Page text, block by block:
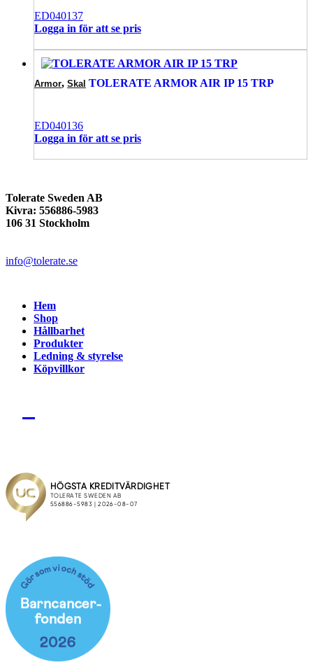
ED040137
Logga in för att se pris
Armor, Skal TOLERATE ARMOR AIR IP 15 TRP
ED040136
Logga in för att se pris
Tolerate Sweden AB
Kivra: 556886-5983
106 31 Stockholm
info@tolerate.se
Hem
Shop
Hållbarhet
Produkter
Ledning & styrelse
Köpvillkor